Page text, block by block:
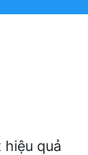
quả